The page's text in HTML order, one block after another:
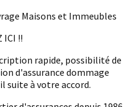
Maisons et Immeubles
ICI !!
rapide, possibilité de
d'assurance dommage
suite à votre accord.